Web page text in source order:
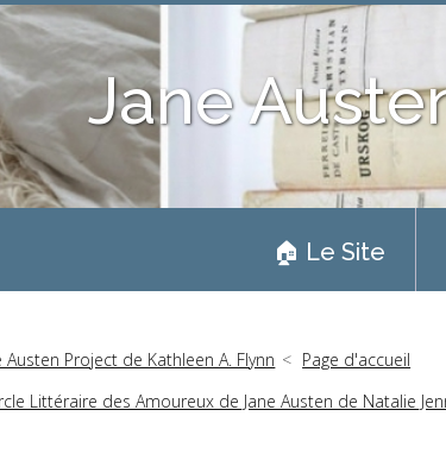
Jane
🏠 Le Site
Austen Project de Kathleen A. Flynn
Page d'accueil
Littéraire des Amoureux de Jane Austen de Natalie